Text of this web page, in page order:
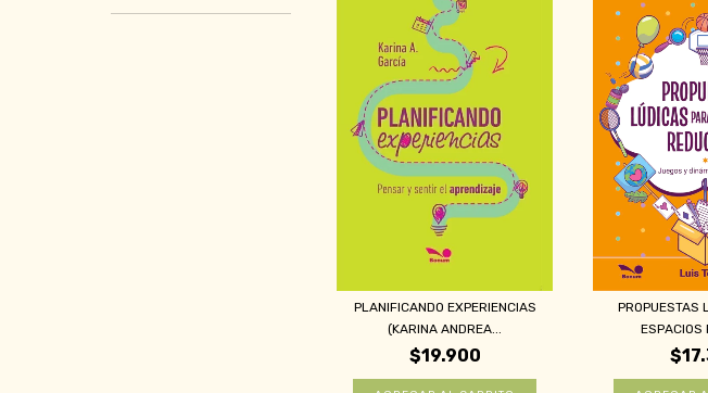
PLANIFICANDO EXPERIENCIAS
(KARINA ANDREA...
$19.900
PROPUESTAS
ESPACIOS